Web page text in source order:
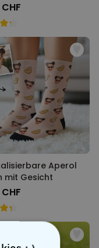
Aperol
mit Gesicht